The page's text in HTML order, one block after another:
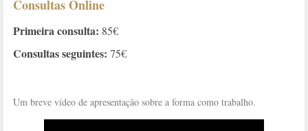
Consultas Online
Primeira consulta: 85€
Consultas seguintes: 75€
Um breve vídeo de apresentação sobre a forma como trabalho.